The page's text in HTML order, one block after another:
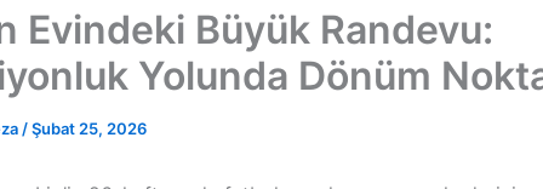
Evindeki Büyük Randevu:
Yolunda Dönüm
/Şubat 25, 2026